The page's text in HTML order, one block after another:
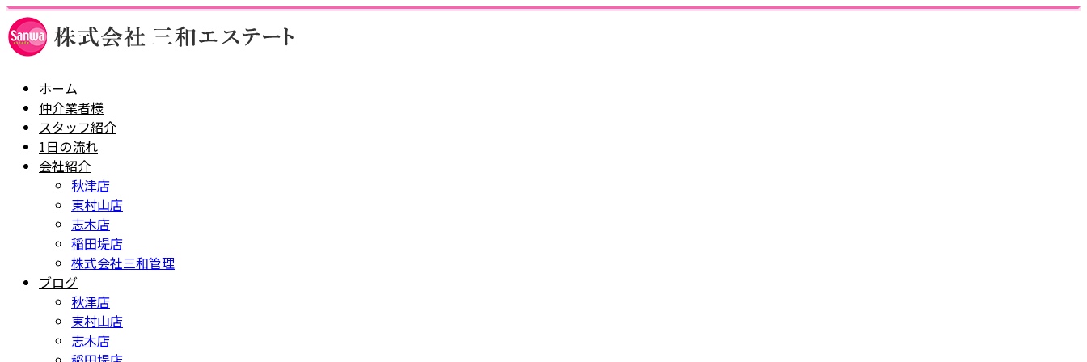
ホーム
仲介業者様
スタッフ紹介
1日の流れ
会社紹介
秋津店
東村山店
志木店
稲田堤店
株式会社三和管理
ブログ
秋津店
東村山店
志木店